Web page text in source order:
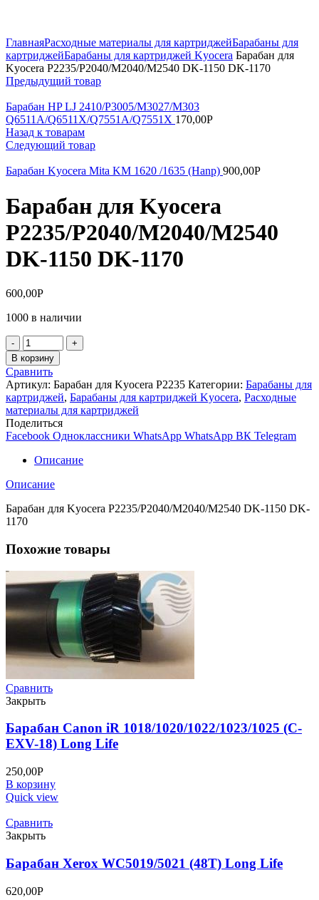
ГлавнаяРасходные материалы для картриджейБарабаны для
картриджейБарабаны для картриджей Kyocera Барабан для
Kyocera P2235/P2040/M2040/M2540 DK-1150 DK-1170
Предыдущий товар
Барабан HP LJ 2410/P3005/M3027/M303
Q6511A/Q6511X/Q7551A/Q7551X 170,00Р
Назад к товарам
Следующий товар
Барабан Kyocera Mita KM 1620 /1635 (Hanp) 900,00Р
Барабан для Kyocera
P2235/P2040/M2040/M2540
DK-1150 DK-1170
600,00Р
1000 в наличии
Количество
товара
Барабан
для
Kyocera
P2235/P2040/M2040/M2540
DK-
1150
DK-
1170
В корзину
Сравнить
Артикул: Барабан для Kyocera P2235 Категории: Барабаны для
картриджей, Барабаны для картриджей Kyocera, Расходные
материалы для картриджей
Поделиться
Facebook Одноклассники WhatsApp WhatsApp ВК Telegram
Описание
Описание
Барабан для Kyocera P2235/P2040/M2040/M2540 DK-1150 DK-
1170
Похожие товары
Сравнить
Закрыть
Барабан Canon iR 1018/1020/1022/1023/1025 (C-
EXV-18) Long Life
250,00Р
В корзину
Quick view
Сравнить
Закрыть
Барабан Xerox WC5019/5021 (48T) Long Life
620,00Р